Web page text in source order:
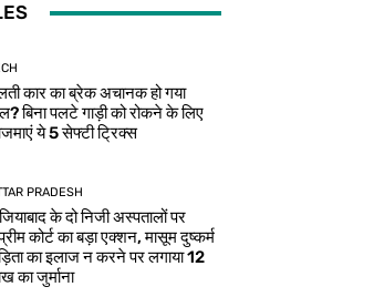
कार का ब्रेक अचानक हो गया
बिना पलटे गाड़ी को रोकने के लिए
ये 5 सेफ्टी ट्रिक्स
PRADESH
के दो निजी अस्पतालों पर
कोर्ट का बड़ा एक्शन, मासूम दुष्कर्म
का इलाज न करने पर लगाया 12
का जुर्माना